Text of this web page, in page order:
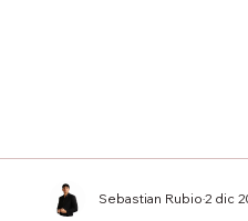
Sebastian Rubio2 dic